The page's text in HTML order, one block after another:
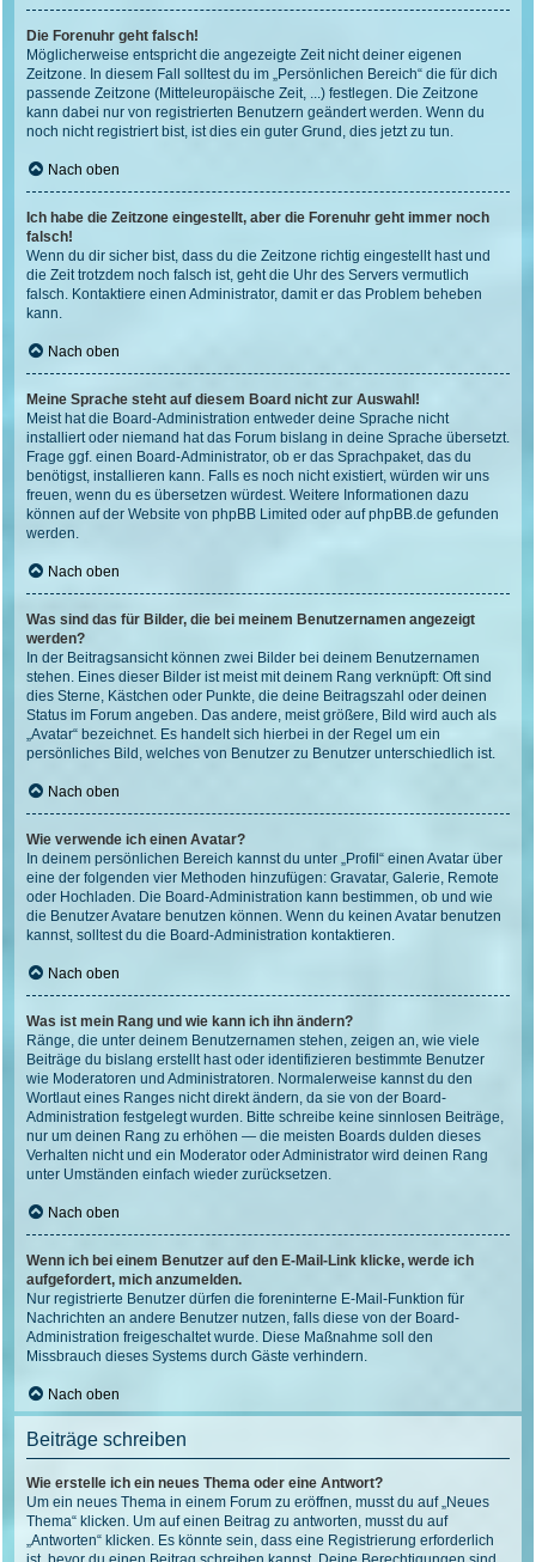
Die Forenuhr geht falsch!
Möglicherweise entspricht die angezeigte Zeit nicht deiner eigenen
Zeitzone. In diesem Fall solltest du im „Persönlichen Bereich“ die für dich
passende Zeitzone (Mitteleuropäische Zeit, ...) festlegen. Die Zeitzone
kann dabei nur von registrierten Benutzern geändert werden. Wenn du
noch nicht registriert bist, ist dies ein guter Grund, dies jetzt zu tun.
Nach oben
Ich habe die Zeitzone eingestellt, aber die Forenuhr geht immer noch
falsch!
Wenn du dir sicher bist, dass du die Zeitzone richtig eingestellt hast und
die Zeit trotzdem noch falsch ist, geht die Uhr des Servers vermutlich
falsch. Kontaktiere einen Administrator, damit er das Problem beheben
kann.
Nach oben
Meine Sprache steht auf diesem Board nicht zur Auswahl!
Meist hat die Board-Administration entweder deine Sprache nicht
installiert oder niemand hat das Forum bislang in deine Sprache übersetzt.
Frage ggf. einen Board-Administrator, ob er das Sprachpaket, das du
benötigst, installieren kann. Falls es noch nicht existiert, würden wir uns
freuen, wenn du es übersetzen würdest. Weitere Informationen dazu
können auf der Website von phpBB Limited oder aufphpBB.de gefunden
werden.
Nach oben
Was sind das für Bilder, die bei meinem Benutzernamen angezeigt
werden?
In der Beitragsansicht können zwei Bilder bei deinem Benutzernamen
stehen. Eines dieser Bilder ist meist mit deinem Rang verknüpft: Oft sind
dies Sterne, Kästchen oder Punkte, die deine Beitragszahl oder deinen
Status im Forum angeben. Das andere, meist größere, Bild wird auch als
„Avatar“ bezeichnet. Es handelt sich hierbei in der Regel um ein
persönliches Bild, welches von Benutzer zu Benutzer unterschiedlich ist.
Nach oben
Wie verwende ich einen Avatar?
In deinem persönlichen Bereich kannst du unter „Profil“ einen Avatar über
eine der folgenden vier Methoden hinzufügen: Gravatar, Galerie, Remote
oder Hochladen. Die Board-Administration kann bestimmen, ob und wie
die Benutzer Avatare benutzen können. Wenn du keinen Avatar benutzen
kannst, solltest du die Board-Administration kontaktieren.
Nach oben
Was ist mein Rang und wie kann ich ihn ändern?
Ränge, die unter deinem Benutzernamen stehen, zeigen an, wie viele
Beiträge du bislang erstellt hast oder identifizieren bestimmte Benutzer
wie Moderatoren und Administratoren. Normalerweise kannst du den
Wortlaut eines Ranges nicht direkt ändern, da sie von der Board-
Administration festgelegt wurden. Bitte schreibe keine sinnlosen Beiträge,
nur um deinen Rang zu erhöhen — die meisten Boards dulden dieses
Verhalten nicht und ein Moderator oder Administrator wird deinen Rang
unter Umständen einfach wieder zurücksetzen.
Nach oben
Wenn ich bei einem Benutzer auf den E-Mail-Link klicke, werde ich
aufgefordert, mich anzumelden.
Nur registrierte Benutzer dürfen die foreninterne E-Mail-Funktion für
Nachrichten an andere Benutzer nutzen, falls diese von der Board-
Administration freigeschaltet wurde. Diese Maßnahme soll den
Missbrauch dieses Systems durch Gäste verhindern.
Nach oben
Beiträge schreiben
Wie erstelle ich ein neues Thema oder eine Antwort?
Um ein neues Thema in einem Forum zu eröffnen, musst du auf „Neues
Thema“ klicken. Um auf einen Beitrag zu antworten, musst du auf
„Antworten“ klicken. Es könnte sein, dass eine Registrierung erforderlich